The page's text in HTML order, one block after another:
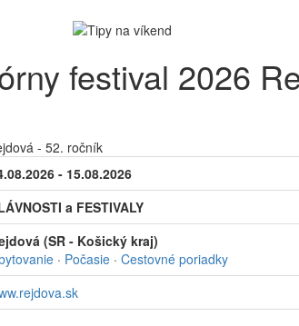
festival 2026
- 15.08.2026
a FESTIVALY
(SR - Košický kraj)
· Počasie · Cestovné poriadky